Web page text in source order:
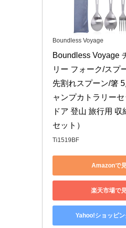
Boundless Voyage
Boundless Voyage
リー フォーク/スプ
先割れスプーン/箸
ャンプカトラリーセ
ドア 登山 旅行用
セット）
Ti1519BF
Amazonで
楽天市場で
Yahoo!ショッピ